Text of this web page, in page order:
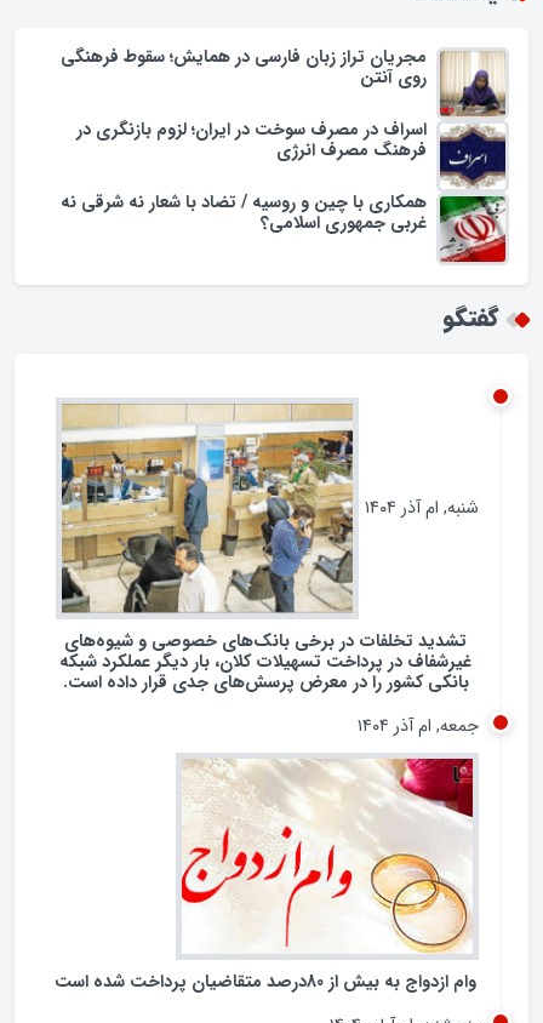
یادداشت
مجریان تراز زبان فارسی در همایش؛ سقوط فرهنگی
اسراف در مصرف سوخت در ایران؛ لزوم بازنگری در
تشدید تخلفات در برخی بانک‌های خصوصی و شیوه‌های
غیرشفاف در پرداخت تسهیلات کلان، بار دیگر عملکرد شبکه
بانکی کشور را در معرض پرسش‌های جدی قرار داده است.
جمعه, ام آذر ۱۴۰۴